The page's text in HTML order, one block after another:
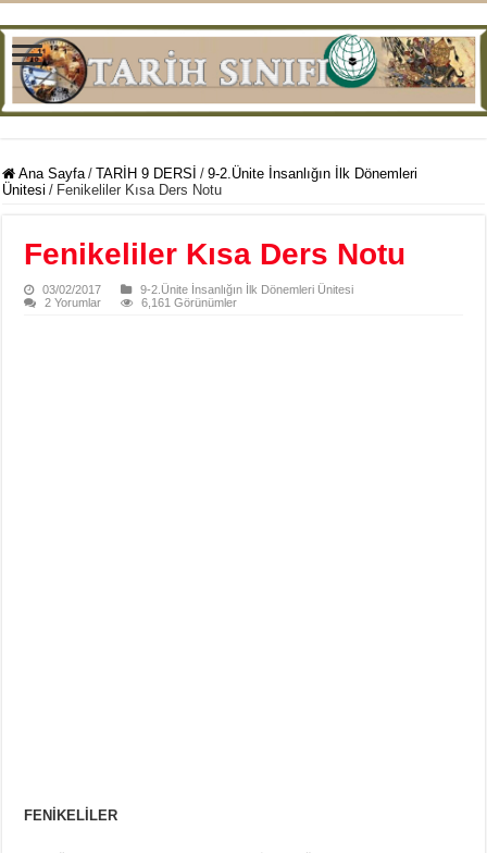
Ana Sayfa / TARİH 9 DERSİ / 9-2.Ünite İnsanlığın İlk Dönemleri
Ünitesi / Fenikeliler Kısa Ders Notu
Fenikeliler Kısa Ders Notu
03/02/2017
9-2.Ünite İnsanlığın İlk Dönemleri Ünitesi
2 Yorumlar
6,161 Görünümler
FENİKELİLER